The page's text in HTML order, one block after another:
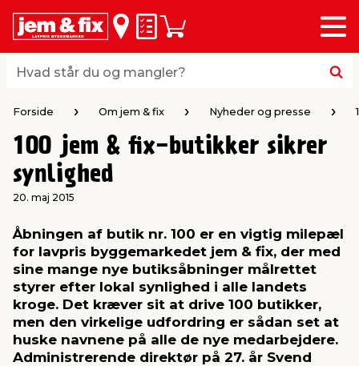
Hvad står du og mangler?
Hvad står du og mangler?
Huskeseddel
Indkøbskurv
Menu
loft & vægge
vinduer
brædder
& varme
& ophæng
& opbevaring
& persienner
& armatur
& ventilation
kloak
Home
& kemikalier
& fugemasse
af værktøj
maskiner
& spande
underholdning
Forside Om jem & fix Nyheder og presse
100 jem & fix-butikker sikrer
synlighed
20. maj 2015
Åbningen af butik nr. 100 er en vigtig milepæl
for lavpris byggemarkedet jem & fix, der med
sine mange nye butiksåbninger målrettet
styrer efter lokal synlighed i alle landets
kroge. Det kræver sit at drive 100 butikker,
men den virkelige udfordring er sådan set at
huske navnene på alle de nye medarbejdere.
Administrerende direktør på 27. år Svend